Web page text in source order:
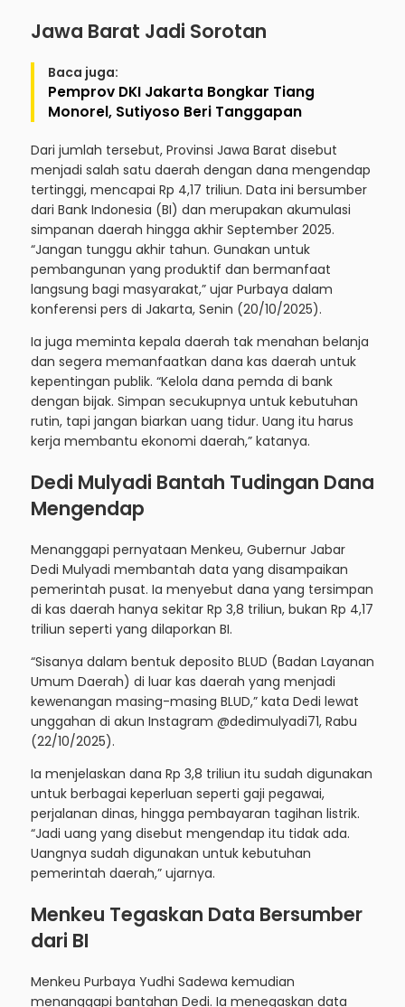
Jawa Barat Jadi Sorotan
Baca juga:
Pemprov DKI Jakarta Bongkar Tiang
Monorel, Sutiyoso Beri Tanggapan
Dari jumlah tersebut, Provinsi Jawa Barat disebut
menjadi salah satu daerah dengan dana mengendap
tertinggi, mencapai Rp 4,17 triliun. Data ini bersumber
dari Bank Indonesia (BI) dan merupakan akumulasi
simpanan daerah hingga akhir September 2025.
“Jangan tunggu akhir tahun. Gunakan untuk
pembangunan yang produktif dan bermanfaat
langsung bagi masyarakat,” ujar Purbaya dalam
konferensi pers di Jakarta, Senin (20/10/2025).
Ia juga meminta kepala daerah tak menahan belanja
dan segera memanfaatkan dana kas daerah untuk
kepentingan publik. “Kelola dana pemda di bank
dengan bijak. Simpan secukupnya untuk kebutuhan
rutin, tapi jangan biarkan uang tidur. Uang itu harus
kerja membantu ekonomi daerah,” katanya.
Dedi Mulyadi Bantah Tudingan Dana
Mengendap
Menanggapi pernyataan Menkeu, Gubernur Jabar
Dedi Mulyadi membantah data yang disampaikan
pemerintah pusat. Ia menyebut dana yang tersimpan
di kas daerah hanya sekitar Rp 3,8 triliun, bukan Rp 4,17
triliun seperti yang dilaporkan BI.
“Sisanya dalam bentuk deposito BLUD (Badan Layanan
Umum Daerah) di luar kas daerah yang menjadi
kewenangan masing-masing BLUD,” kata Dedi lewat
unggahan di akun Instagram @dedimulyadi71, Rabu
(22/10/2025).
Ia menjelaskan dana Rp 3,8 triliun itu sudah digunakan
untuk berbagai keperluan seperti gaji pegawai,
perjalanan dinas, hingga pembayaran tagihan listrik.
“Jadi uang yang disebut mengendap itu tidak ada.
Uangnya sudah digunakan untuk kebutuhan
pemerintah daerah,” ujarnya.
Menkeu Tegaskan Data Bersumber
dari BI
Menkeu Purbaya Yudhi Sadewa kemudian
menanggapi bantahan Dedi. Ia menegaskan data